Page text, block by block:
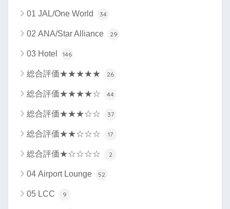
01 JAL/One World 34
02 ANA/Star Alliance 29
03 Hotel 146
総合評価★★★★★ 26
総合評価★★★★☆ 44
総合評価★★★☆☆ 37
総合評価★★☆☆☆ 17
総合評価★☆☆☆☆ 2
04 Airport Lounge 52
05 LCC 9